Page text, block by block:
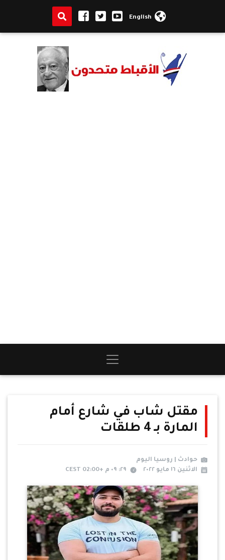
English
مقتل شاب في شارع أمام
المارة بـ 4 طلقات
حوادث | روسيا اليوم
الاثنين ١٦ مايو ٢٠٢٢
٢٩: ٠٩ م +02:00 CEST